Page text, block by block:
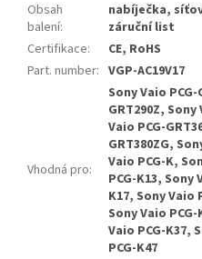
Obsah
balení:
nabíječka,
záruční list
Certifikace:
CE, RoHS
Part. number: VGP-AC19V17
Vhodná pro:
Sony Vaio PCG-
GRT290Z, Sony
Vaio PCG-
GRT380ZG,
Vaio PCG-K,
PCG-K13, Sony
K17, Sony Vaio
Sony Vaio
Vaio PCG-K37,
PCG-K47